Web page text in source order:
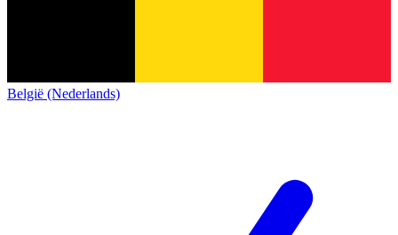
België (Nederlands)